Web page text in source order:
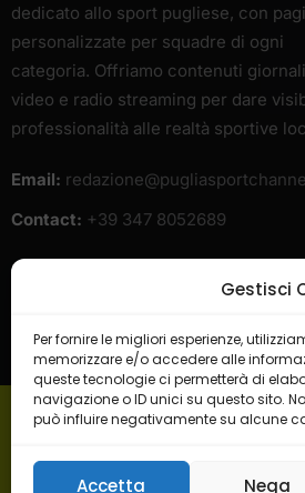
Gestisci
Per fornire le migliori esperienze,
memorizzare e/o accedere alle
queste tecnologie ci permetterà di
navigazione o ID unici su questo sito.
può influire negativamente su alcune
Accetta Nega
dedicato allo sport pugliese, con
personalizzate per squadre di ogni
categoria. Offriamo contenuti
video e radio streaming per dare
professionalità alle realtà sportive
Email:
Contact: +39 347 8052689